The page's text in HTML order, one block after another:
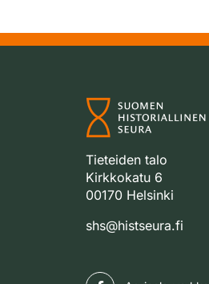
Tieteiden talo
Kirkkokatu 6
00170 Helsinki
shs@histseura.fi